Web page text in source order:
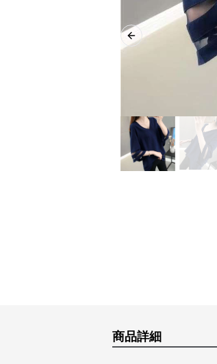
Previous slide
商品詳細